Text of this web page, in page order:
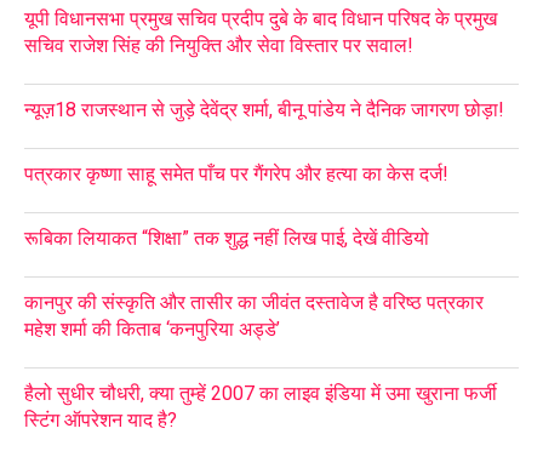
यूपी विधानसभा प्रमुख सचिव प्रदीप दुबे के बाद विधान परिषद के प्रमुख
सचिव राजेश सिंह की नियुक्ति और सेवा विस्तार पर सवाल!
न्यूज़18 राजस्थान से जुड़े देवेंद्र शर्मा, बीनू पांडेय ने दैनिक जागरण छोड़ा!
पत्रकार कृष्णा साहू समेत पाँच पर गैंगरेप और हत्या का केस दर्ज!
रूबिका लियाकत “शिक्षा” तक शुद्ध नहीं लिख पाई, देखें वीडियो
कानपुर की संस्कृति और तासीर का जीवंत दस्तावेज है वरिष्ठ पत्रकार
महेश शर्मा की किताब ‘कनपुरिया अड्डे’
हैलो सुधीर चौधरी, क्या तुम्हें 2007 का लाइव इंडिया में उमा खुराना फर्जी
स्टिंग ऑपरेशन याद है?